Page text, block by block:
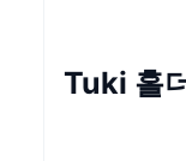
Tuki 홀